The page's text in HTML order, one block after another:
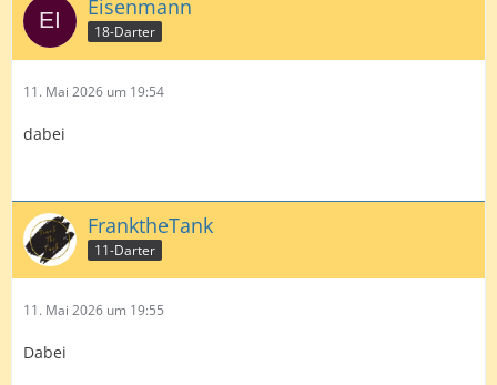
Eisenmann
18-Darter
11. Mai 2026 um 19:54
dabei
FranktheTank
11-Darter
11. Mai 2026 um 19:55
Dabei